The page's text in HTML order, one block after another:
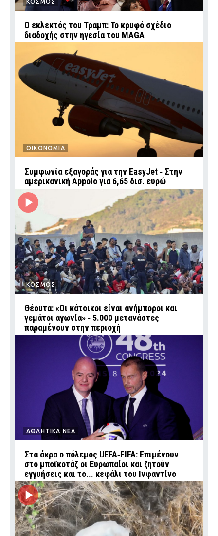
ΚΟΣΜΟΣ
Ο εκλεκτός του Τραμπ: Το κρυφό σχέδιο
διαδοχής στην ηγεσία του MAGA
ΟΙΚΟΝΟΜΙΑ
Συμφωνία εξαγοράς για την EasyJet ‑ Στην
αμερικανική Appolo για 6,65 δισ. ευρώ
ΚΟΣΜΟΣ
Θέουτα: «Οι κάτοικοι είναι ανήμποροι και
γεμάτοι αγωνία» ‑ 5.000 μετανάστες
παραμένουν στην περιοχή
ΑΘΛΗΤΙΚΑ ΝΕΑ
Στα άκρα ο πόλεμος UEFA‑FIFA: Επιμένουν
στο μποϊκοτάζ οι Ευρωπαίοι και ζητούν
εγγυήσεις και το... κεφάλι του Ινφαντίνο